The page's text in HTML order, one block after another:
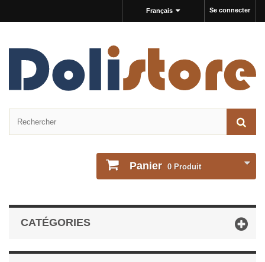
Se connecter
Français
Panier 0 Produit
CATÉGORIES